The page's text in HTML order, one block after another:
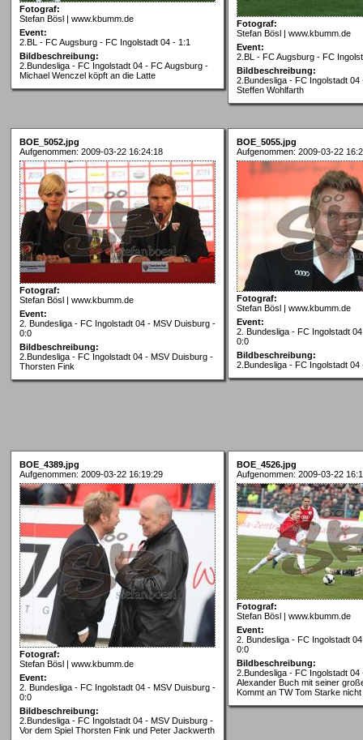
Fotograf:
Stefan Bösl | www.kbumm.de
Event:
2.BL - FC Augsburg - FC Ingolstadt 04 - 1:1
Bildbeschreibung:
2.Bundesliga - FC Ingolstadt 04 - FC Augsburg -
Michael Wenczel köpft an die Latte
Fotograf:
Stefan Bösl | www.kbumm.de
Event:
2.BL - FC Augsburg - FC
Bildbeschreibung:
2.Bundesliga - FC Ingolstadt 04
Steffen Wohlfarth
BOE_5052.jpg
Aufgenommen: 2009-03-22 16:24:18
Fotograf:
Stefan Bösl | www.kbumm.de
Event:
2. Bundesliga - FC Ingolstadt 04 - MSV Duisburg -
0:0
Bildbeschreibung:
2.Bundesliga - FC Ingolstadt 04 - MSV Duisburg -
Thorsten Fink
BOE_5055.jpg
Aufgenommen: 2009-03-22
Fotograf:
Stefan Bösl | www.kbumm.de
Event:
2. Bundesliga - FC Ingolstadt
0:0
Bildbeschreibung:
2.Bundesliga - FC Ingolstadt 04
BOE_4389.jpg
Aufgenommen: 2009-03-22 16:19:29
Fotograf:
Stefan Bösl | www.kbumm.de
Event:
2. Bundesliga - FC Ingolstadt 04 - MSV Duisburg -
0:0
Bildbeschreibung:
2.Bundesliga - FC Ingolstadt 04 - MSV Duisburg -
Vor dem Spiel Thorsten Fink und Peter Jackwerth
BOE_4526.jpg
Aufgenommen: 2009-03-22
Fotograf:
Stefan Bösl | www.kbumm.de
Event:
2. Bundesliga - FC Ingolstadt
0:0
Bildbeschreibung:
2.Bundesliga - FC Ingolstadt
Alexander Buch mit seiner
Kommt an TW Tom Starke